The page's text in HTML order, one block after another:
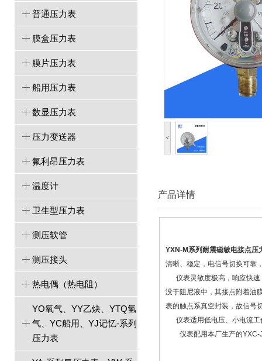
普通压力表
膜盒压力表
膜片压力表
船用压力表
数显压力表
压力变送器
氟利昂压力表
温度计
卫生型压力表
测压软管
测压接头
热电偶（热电阻）
YO氧气、YY乙炔、YTQ氢
气、YC船用、YJ记忆-系列
压力表
<
产品详情
YXN-M系列耐震磁敏电接点压
清晰、稳定，电信号切换可靠
仪表灵敏度极高，响应快速
没于阻尼液中，其接点附着油
表的触点系真空封装，故信号
仪表适用低电压、小电流工
仪表配用本厂生产的YXC-